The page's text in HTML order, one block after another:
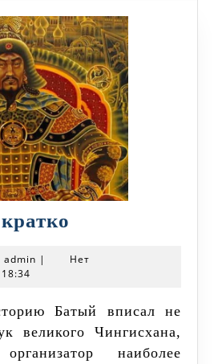
кратко
admin admin
|
Нет
18:34
великого Чингисхана,
наиболее